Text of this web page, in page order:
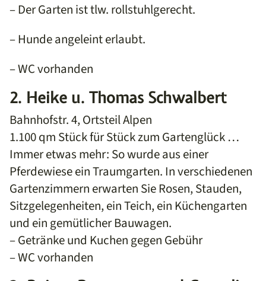
– Der Garten ist tlw. rollstuhlgerecht.
– Hunde angeleint erlaubt.
– WC vorhanden
2. Heike u. Thomas Schwalbert
Bahnhofstr. 4, Ortsteil Alpen
1.100 qm Stück für Stück zum Gartenglück …
Immer etwas mehr: So wurde aus einer
Pferdewiese ein Traumgarten. In verschiedenen
Gartenzimmern erwarten Sie Rosen, Stauden,
Sitzgelegenheiten, ein Teich, ein Küchengarten
und ein gemütlicher Bauwagen.
– Getränke und Kuchen gegen Gebühr
– WC vorhanden